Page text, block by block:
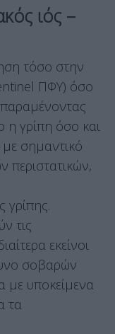
ιός –
τόσο στην
ΠΦΥ) όσο
παραμένοντας
η γρίπη όσο και
με σημαντικό
γρίπης.
τις
εκείνοι
σοβαρών
με υποκείμενα
τα